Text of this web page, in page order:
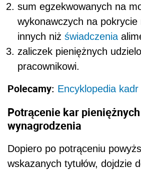
sum egzekwowanych na
wykonawczych na pokrycie
innych niż świadczenia
zaliczek pieniężnych
pracownikowi.
Polecamy: Encyklopedia kadr
Potrącenie kar
wynagrodzenia
Dopiero po potrąceniu
wskazanych tytułów, dojdzie